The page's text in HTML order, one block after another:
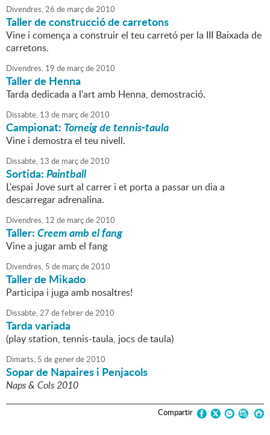
Divendres,26 de marçde2010
Taller de construcció de carretons
Vine i comença a construir el teu carretó per la III Baixada de
carretons.
Divendres, 19 de marçde2010
Taller de Henna
Tarda dedicada a l'art amb Henna, demostració.
Dissabte, 13 de marçde2010
Campionat: Torneig de tennis-taula
Vine i demostra el teu nivell.
Dissabte, 13 de marçde2010
Sortida:Paintball
L'espai Jove surt al carrer i et porta a passar un dia a
descarregar adrenalina.
Divendres, 12 de marçde2010
Taller:Creem amb el fang
Vine a jugar amb el fang
Divendres, 5 de marçde2010
Taller de Mikado
Participa i juga amb nosaltres!
Dissabte,27 defebrerde2010
Tarda variada
(play station, tennis-taula, jocs de taula)
Dimarts, 5 degenerde2010
Sopar de Napaires i Penjacols
Naps & Cols 2010
Compartir